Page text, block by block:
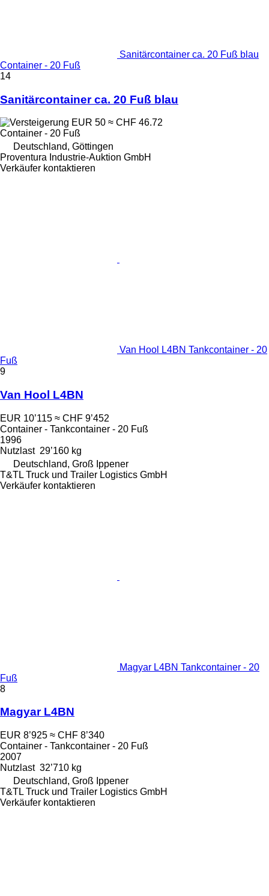
Sanitärcontainer ca. 20 Fuß blau
Container - 20 Fuß
14
Sanitärcontainer ca. 20 Fuß blau
EUR 50 ≈ CHF 46.72
Container - 20 Fuß
Deutschland, Göttingen
Proventura Industrie-Auktion GmbH
Verkäufer kontaktieren
Van Hool L4BN Tankcontainer - 20
Fuß
9
Van Hool L4BN
EUR 10’115 ≈ CHF 9’452
Container - Tankcontainer - 20 Fuß
1996
Nutzlast 29’160 kg
Deutschland, Groß Ippener
T&TL Truck und Trailer Logistics GmbH
Verkäufer kontaktieren
Magyar L4BN Tankcontainer - 20
Fuß
8
Magyar L4BN
EUR 8’925 ≈ CHF 8’340
Container - Tankcontainer - 20 Fuß
2007
Nutzlast 32’710 kg
Deutschland, Groß Ippener
T&TL Truck und Trailer Logistics GmbH
Verkäufer kontaktieren